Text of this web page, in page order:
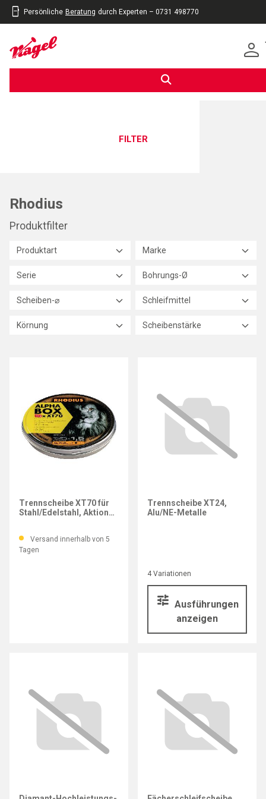
Persönliche Beratung durch Experten – 0731 498770
FILTER
Rhodius
Produktfilter
Produktart Marke
Serie Bohrungs-Ø
Scheiben-⌀ Schleifmittel
Körnung Scheibenstärke
Trennscheibe XT70 für
Stahl/Edelstahl, Aktions-
Versand innerhalb von 5
Tagen
4 Variationen
Ausführungen
anzeigen
Trennscheibe XT24,
Alu/NE-Metalle